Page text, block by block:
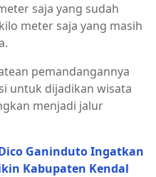
saja yang sudah
meter saja yang masih
pemandangannya
untuk dijadikan wisata
menjadi jalur
Ganinduto Ingatkan
Kabupaten Kendal